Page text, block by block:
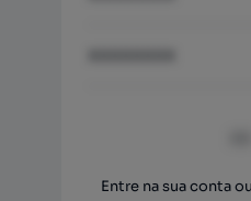
Entre na sua conta